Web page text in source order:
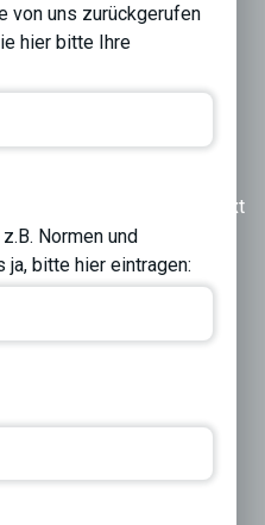
von uns zurückgerufen
hier bitte Ihre
Next
Normen und
bitte hier eintragen: